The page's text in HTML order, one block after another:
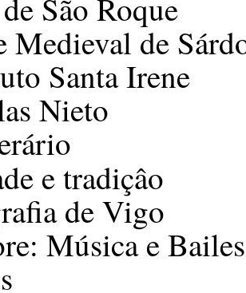
São Roque
Medieval de
Santa Irene
Nieto
e tradiçâo
de Vigo
Música e